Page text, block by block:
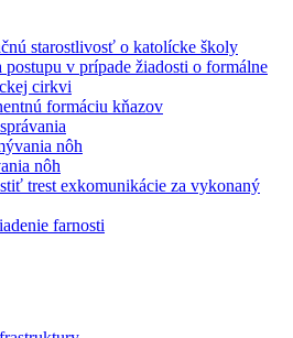
starostlivosť o katolícke školy
postupu v prípade žiadosti o formálne
cirkvi
formáciu kňazov
nôh
nôh
trest exkomunikácie za vykonaný
farnosti